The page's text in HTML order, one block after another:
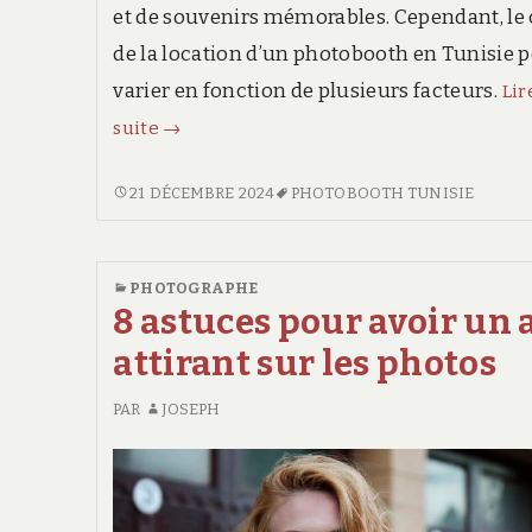
et de souvenirs mémorables. Cependant, le
de la location d’un photobooth en Tunisie
varier en fonction de plusieurs facteurs.
suite Quel
le
photobooth
en
Tunisie
→
QUEL
PHOTOBOOTH
EN
?
21 DÉCEMBRE 2024 PHOTOBOOTH TUNISIE
PHOTOGRAPHE
8 astuces pour avoir un
attirant sur les photos
PAR JOSEPH